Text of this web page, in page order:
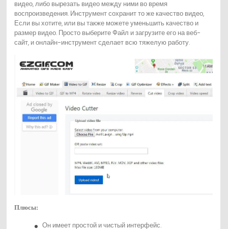
видео, либо вырезать видео между ними во время
воспроизведения. Инструмент сохранит то же качество видео,
Если вы хотите, или вы также можете уменьшить качество и
размер видео. Просто выберите Файл и загрузите его на веб-
сайт, и онлайн-инструмент сделает всю тяжелую работу.
Плюсы:
Он имеет простой и чистый интерфейс.